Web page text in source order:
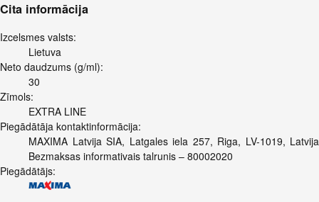
Cita informācija
Izcelsmes valsts:
Lietuva
Neto daudzums (g/ml):
30
Zīmols:
EXTRA LINE
Piegādātāja kontaktinformācija:
MAXIMA Latvija SIA, Latgales iela 257, Riga, LV-1019, Latvija
Bezmaksas informativais talrunis – 80002020
Piegādātājs: